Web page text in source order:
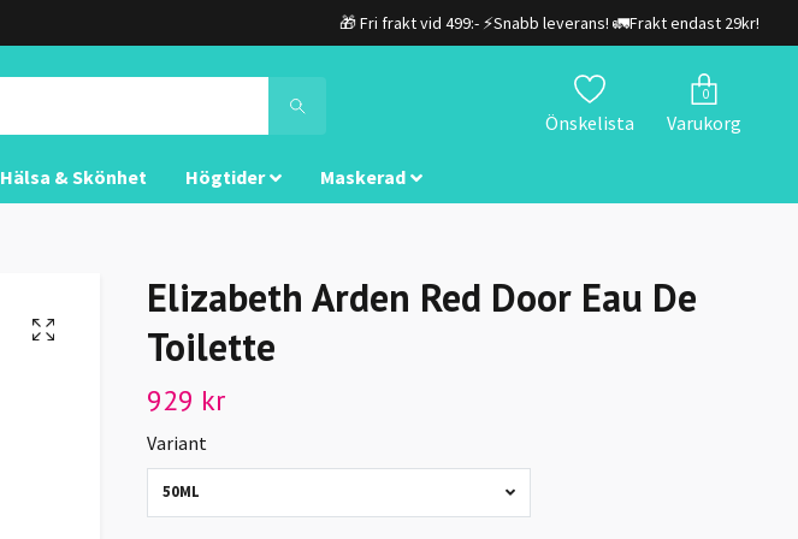
🎁 Fri frakt vid 499:- ⚡Snabb leverans! 🚛Frakt endast 29kr!
Önskelista
0
Varukorg
Hälsa & Skönhet Högtider Maskerad
Elizabeth Arden Red Door Eau De
Toilette
929 kr
Variant
50ML